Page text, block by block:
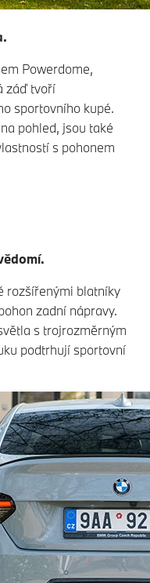
Powerdome,
záď tvoří
sportovního kupé.
pohled, jsou také
s pohonem
rozšířenými blatníky
zadní nápravy.
s trojrozměrným
podtrhují sportovní